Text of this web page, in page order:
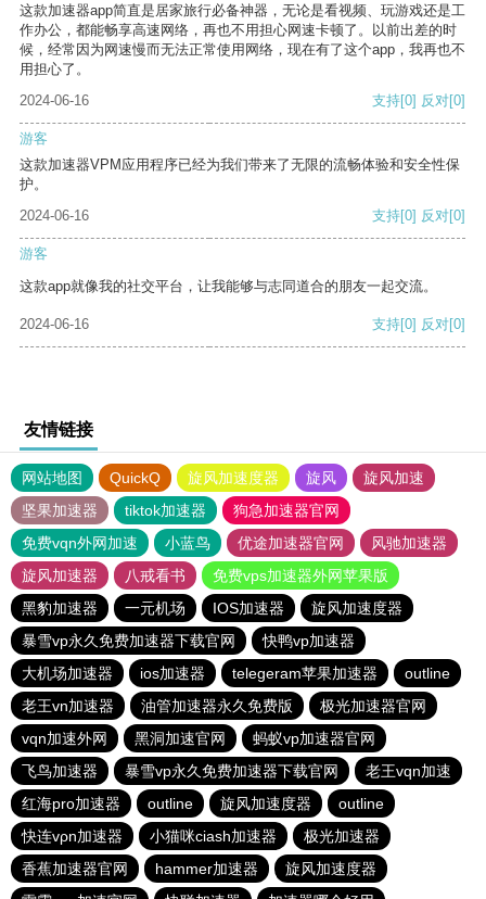
这款加速器app简直是居家旅行必备神器，无论是看视频、玩游戏还是工
作办公，都能畅享高速网络，再也不用担心网速卡顿了。以前出差的时
候，经常因为网速慢而无法正常使用网络，现在有了这个app，我再也不
用担心了。
2024-06-16
支持[0] 反对[0]
游客
这款加速器VPM应用程序已经为我们带来了无限的流畅体验和安全性保
护。
2024-06-16
支持[0] 反对[0]
游客
这款app就像我的社交平台，让我能够与志同道合的朋友一起交流。
2024-06-16 支持[0] 反对[0]
友情链接
网站地图 QuickQ 旋风加速度器 旋风
旋风加速
坚果加速器
tiktok加速器
狗急加速器官网
免费vqn外网加速
小蓝鸟 优途加速器官网
风驰加速器
旋风加速器
八戒看书
免费vps加速器外网苹果版
黑豹加速器
一元机场 IOS加速器
旋风加速度器
暴雪vp永久免费加速器下载官网
快鸭vp加速器
大机场加速器
ios加速器 telegeram苹果加速器
outline
老王vn加速器
油管加速器永久免费版
极光加速器官网
vqn加速外网
黑洞加速官网
蚂蚁vp加速器官网
飞鸟加速器
暴雪vp永久免费加速器下载官网
老王vqn加速
红海pro加速器
outline 旋风加速度器
outline
快连vρn加速器
小猫咪ciash加速器
极光加速器
香蕉加速器官网
hammer加速器
旋风加速度器